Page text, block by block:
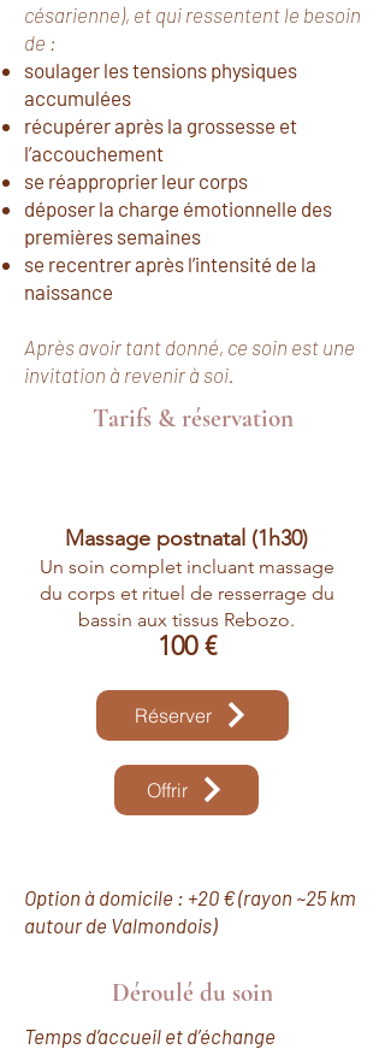
césarienne), et qui ressentent le besoin
de :
soulager les tensions physiques
accumulées
récupérer après la grossesse et
l’accouchement
se réapproprier leur corps
déposer la charge émotionnelle des
premières semaines
se recentrer après l’intensité de la
naissance
Après avoir tant donné, ce soin est une
invitation à revenir à soi.
Tarifs & réservation
Massage postnatal (1h30)
Un soin complet incluant massage
du corps et rituel de resserrage du
bassin aux tissus Rebozo.
100 €
Réserver
Offrir
Option à domicile : +20 € (rayon ~25 km
autour de Valmondois)
Déroulé du soin
Temps d’accueil et d’échange